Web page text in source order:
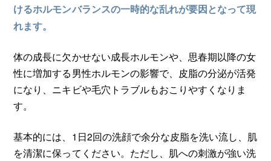
けるホルモンバランスの一時的な乱れが要因となって現
れます。
体の成長に欠かせない成長ホルモンや、思春期以降の女
性に増加する男性ホルモンの影響で、皮脂の分泌が活発
になり、ニキビや毛穴トラブルもおこりやすくなりま
す。
基本的には、1日2回の洗顔で余分な皮脂を洗い流し、肌
を清潔に保ってください。ただし、肌への刺激が強い洗